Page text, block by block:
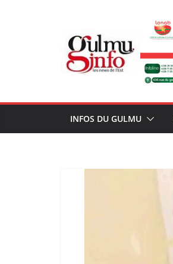
INFOS DU GULMU